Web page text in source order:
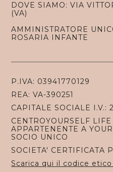
DOVE SIAMO: VIA
(VA)
AMMINISTRATORE
ROSARIA INFANTE
P.IVA: 03941770129
REA: VA-390251
CAPITALE SOCIALE I.V.:
CENTROYOURSELF
APPARTENENTE A
SOCIO UNICO
SOCIETA' CERTIFICATA
Scarica qui il codice